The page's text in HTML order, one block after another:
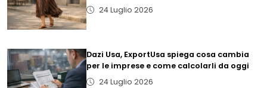
24 Luglio 2026
Dazi Usa, ExportUsa spiega cosa cambia
per le imprese e come calcolarli da oggi
24 Luglio 2026